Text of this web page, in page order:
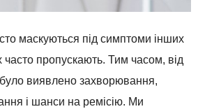
маскуються під симптоми інших
часто пропускають. Тим часом, від
було виявлено захворювання,
і шанси на ремісію. Ми